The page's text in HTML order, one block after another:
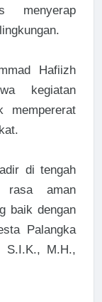
menyerap
Hafiizh
kegiatan
mempererat
di tengah
rasa aman
baik dengan
Palangka
S.I.K., M.H.,